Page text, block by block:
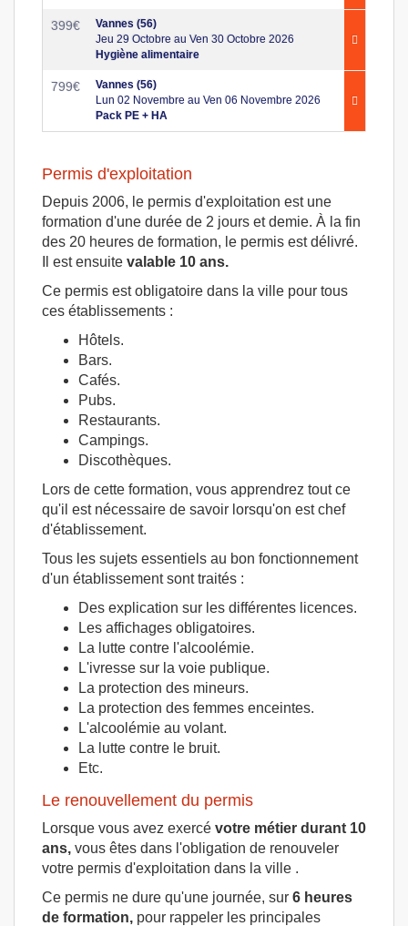
399€
Vannes (56)
Jeu 29 Octobre au Ven 30 Octobre 2026
Hygiène alimentaire
799€
Vannes (56)
Lun 02 Novembre au Ven 06 Novembre 2026
Pack PE + HA
Permis d'exploitation
Depuis 2006, le permis d'exploitation est une
formation d'une durée de 2 jours et demie. À la fin
des 20 heures de formation, le permis est délivré.
Il est ensuite valable 10 ans.
Ce permis est obligatoire dans la ville pour tous
ces établissements :
Hôtels.
Bars.
Cafés.
Pubs.
Restaurants.
Campings.
Discothèques.
Lors de cette formation, vous apprendrez tout ce
qu'il est nécessaire de savoir lorsqu'on est chef
d'établissement.
Tous les sujets essentiels au bon fonctionnement
d'un établissement sont traités :
Des explication sur les différentes licences.
Les affichages obligatoires.
La lutte contre l'alcoolémie.
L'ivresse sur la voie publique.
La protection des mineurs.
La protection des femmes enceintes.
L'alcoolémie au volant.
La lutte contre le bruit.
Etc.
Le renouvellement du permis
Lorsque vous avez exercé votre métier durant 10
ans, vous êtes dans l'obligation de renouveler
votre permis d'exploitation dans la ville .
Ce permis ne dure qu'une journée, sur 6 heures
de formation, pour rappeler les principales